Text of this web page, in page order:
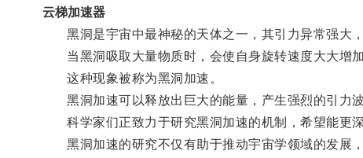
云梯加速器
黑洞是宇宙中最神秘的天体之一，其引力异常强大，
当黑洞吸取大量物质时，会使自身旋转速度大大增加
这种现象被称为黑洞加速。
黑洞加速可以释放出巨大的能量，产生强烈的引力波
科学家们正致力于研究黑洞加速的机制，希望能更深
黑洞加速的研究不仅有助于推动宇宙学领域的发展，